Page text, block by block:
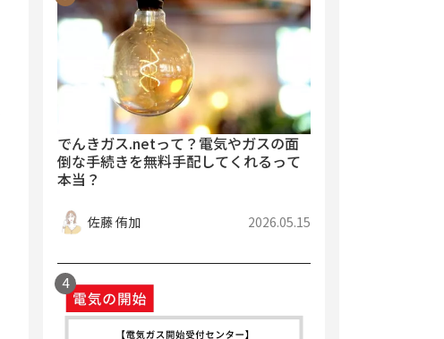
でんきガス.netって？電気やガスの面
倒な手続きを無料手配してくれるって
本当？
佐藤 侑加 2026.05.15